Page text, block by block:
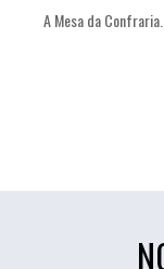
A Mesa da Confraria.